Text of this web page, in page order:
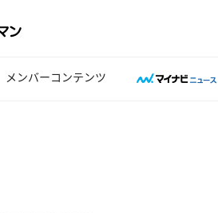
メンバーコンテンツ